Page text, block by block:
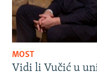
MOST
Vidi li Vučić u